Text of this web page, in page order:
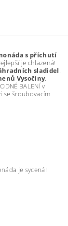
s příchutí
je chlazená!
sladidel
Vysočiny.
BALENÍ v
se šroubovacím
je sycená!